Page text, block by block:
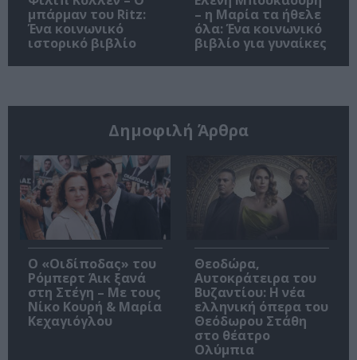
μπάρμαν του Ritz:
Ένα κοινωνικό
ιστορικό βιβλίο
– η Μαρία τα ήθελε
όλα: Ένα κοινωνικό
βιβλίο για γυναίκες
Δημοφιλή Άρθρα
O «Οιδίποδας» του
Ρόμπερτ Άικ ξανά
στη Στέγη – Με τους
Νίκο Κουρή & Μαρία
Κεχαγιόγλου
Θεοδώρα,
Αυτοκράτειρα του
Βυζαντίου: Η νέα
ελληνική όπερα του
Θεόδωρου Στάθη
στο θέατρο
Ολύμπια